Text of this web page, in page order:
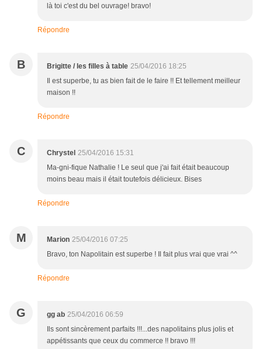
là toi c'est du bel ouvrage! bravo!
Répondre
B Brigitte / les filles à table 25/04/2016 18:25
Il est superbe, tu as bien fait de le faire !! Et tellement meilleur
maison !!
Répondre
C Chrystel 25/04/2016 15:31
Ma-gni-fique Nathalie ! Le seul que j'ai fait était beaucoup
moins beau mais il était toutefois délicieux. Bises
Répondre
M Marion 25/04/2016 07:25
Bravo, ton Napolitain est superbe ! Il fait plus vrai que vrai ^^
Répondre
G gg ab 25/04/2016 06:59
Ils sont sincèrement parfaits !!!...des napolitains plus jolis et
appétissants que ceux du commerce !! bravo !!!